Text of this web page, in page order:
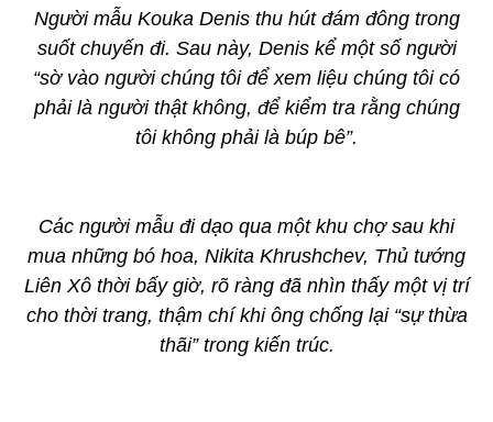
Người mẫu Kouka Denis thu hút đám đông trong
suốt chuyến đi. Sau này, Denis kể một số người
“sờ vào người chúng tôi để xem liệu chúng tôi có
phải là người thật không, để kiểm tra rằng chúng
tôi không phải là búp bê”.
Các người mẫu đi dạo qua một khu chợ sau khi
mua những bó hoa, Nikita Khrushchev, Thủ tướng
Liên Xô thời bấy giờ, rõ ràng đã nhìn thấy một vị trí
cho thời trang, thậm chí khi ông chống lại “sự thừa
thãi” trong kiến trúc.